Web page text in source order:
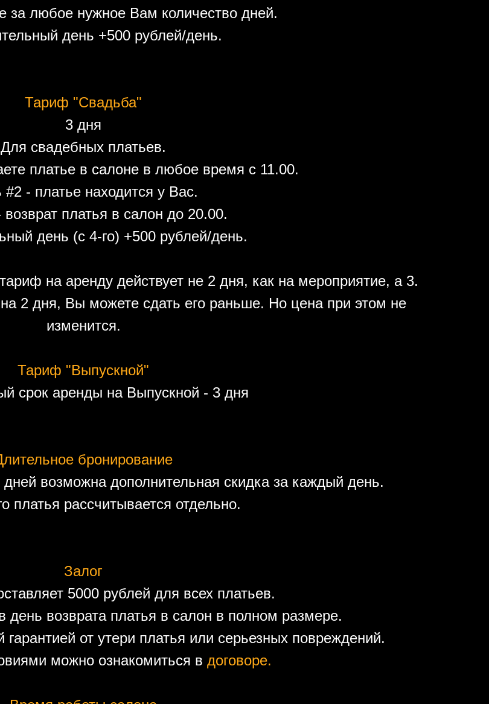
за любое нужное Вам количество дней.
день +500 рублей/день.
Тариф "Свадьба"
3 дня
Для свадебных платьев.
платье в салоне в любое время с 11.00.
#2 - платье находится у Вас.
платья в салон до 20.00.
день (с 4-го) +500 рублей/день.
на аренду действует не 2 дня, как на мероприятие, а 3.
2 дня, Вы можете сдать его раньше. Но цена при этом не
изменится.
Тариф "Выпускной"
срок аренды на Выпускной - 3 дня
бронирование
возможна дополнительная скидка за каждый день.
платья рассчитывается отдельно.
Залог
5000 рублей для всех платьев.
день возврата платья в салон в полном размере.
от утери платья или серьезных повреждений.
можно ознакомиться в договоре.